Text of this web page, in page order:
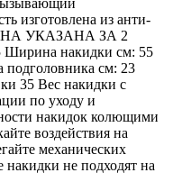
изготовлена из анти-
УКАЗАНА ЗА 2
накидки см: 55
см: 23
35 Вес накидки с
по уходу и
накидок колющими
воздействия на
механических
не подходят на